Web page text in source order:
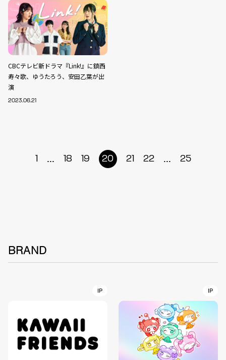
CBCテレビ新ドラマ『Link!』に鎮西
寿々歌、ゆうたろう、安田乙葉が出
演
2023.06.21
1 ... 18 19 20 21 22 ... 25
BRAND
IP IP